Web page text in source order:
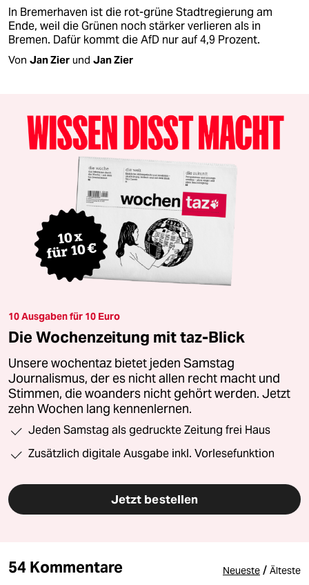
In Bremerhaven ist die rot-grüne Stadtregierung am
Ende, weil die Grünen noch stärker verlieren als in
Bremen. Dafür kommt die AfD nur auf 4,9 Prozent.
Von Jan Zier und Jan Zier
10 Ausgaben für 10 Euro
Die Wochenzeitung mit taz-Blick
Unsere wochentaz bietet jeden Samstag
Journalismus, der es nicht allen recht macht und
Stimmen, die woanders nicht gehört werden. Jetzt
zehn Wochen lang kennenlernen.
Jeden Samstag als gedruckte Zeitung frei Haus
Zusätzlich digitale Ausgabe inkl. Vorlesefunktion
Jetzt bestellen
54 Kommentare Neueste / Älteste